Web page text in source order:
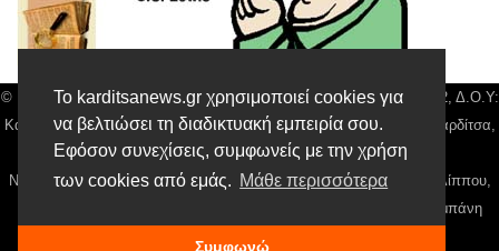
Το karditsanews.gr χρησιμοποιεί cookies για
να βελτιώσει τη διαδικτυακή εμπειρία σου.
Εφόσον συνεχίσεις, συμφωνείς με την χρήση
των cookies από εμάς. Μάθε περισσότερα
Συμφωνώ
© Karditsa News | Διακριτικός Τίτλος: Orion Media, ΑΦΜ: 043750542, Δ.Ο.Υ:
Καρδίτσας, Αρ. Γεμή: 018804431000, Δ/νση: Διάκου 10 τ.κ 43132 Καρδίτσα,
Τηλ: 24410 42500, email:news@karditsanews.gr.
Νόμιμος Εκπρόσωπος, Ιδιοκτήτης και Διαχειριστής: Παναγιώτης Φιλίππου,
Διευθύντρια: Γιαννουσά Βασιλική, Διευθύντιρα Σύνταξης: Μπαλαμπάνη
Βασιλική. Δικαιούχος domain name Παναγιώτης Φιλίππου